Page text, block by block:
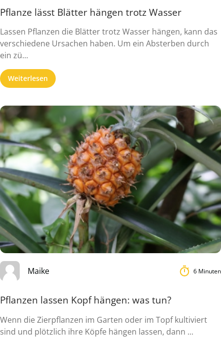
Pflanze lässt Blätter hängen trotz Wasser
Lassen Pflanzen die Blätter trotz Wasser hängen, kann das
verschiedene Ursachen haben. Um ein Absterben durch
ein zü...
Weiterlesen
Maike 6 Minuten
Pflanzen lassen Kopf hängen: was tun?
Wenn die Zierpflanzen im Garten oder im Topf kultiviert
sind und plötzlich ihre Köpfe hängen lassen, dann ...